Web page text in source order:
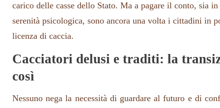
carico delle casse dello Stato. Ma a pagare il conto, sia
serenità psicologica, sono ancora una volta i cittadini in
licenza di caccia.
Cacciatori delusi e traditi: la
così
Nessuno nega la necessità di guardare al futuro e di